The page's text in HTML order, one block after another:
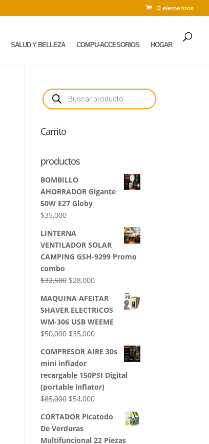
0 elementos
SALUD Y BELLEZA COMPU-ACCESORIOS HOGAR
Búsqueda
de
productos
Carrito
productos
BOMBILLO
AHORRADOR Gigante
50W E27 Globy
$35,000
LINTERNA
VENTILADOR SOLAR
CAMPING GSH-9299 Promo
combo
$32,500 El
original
era:
$32,500.
$28,000El
actual
es:
$28,000.
MAQUINA AFEITAR
SHAVER ELECTRICOS
WM-306 USB WEEME
$50,000 El
original
era:
$50,000.
$35,000El
actual
$35,000.
COMPRESOR AIRE 30s
mini inflador
recargable 150PSI Digital
(portable inflator)
$85,000 El
original
era:
$54,000El
actual
CORTADOR Picatodo
De Verduras
Multifuncional 22 Piezas